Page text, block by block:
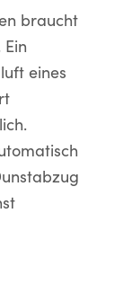
braucht
eines